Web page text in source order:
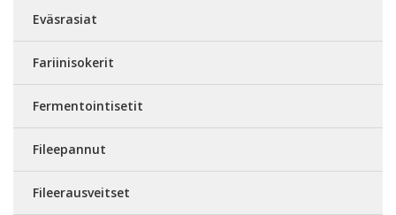
Eväsrasiat
Fariinisokerit
Fermentointisetit
Fileepannut
Fileerausveitset